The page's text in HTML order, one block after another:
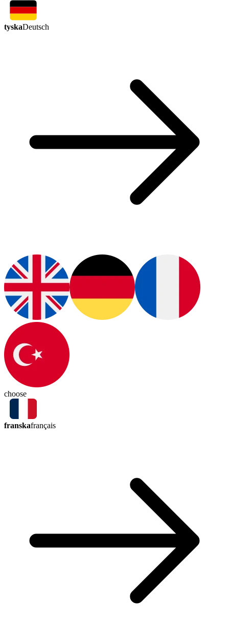
tyskaDeutsch
choose
franskafrançais